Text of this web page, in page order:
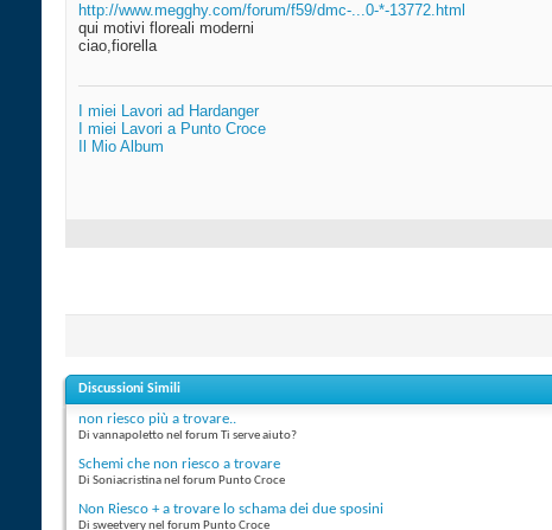
http://www.megghy.com/forum/f59/dmc-...0-*-13772.html
qui motivi floreali moderni
ciao,fiorella
I miei Lavori ad Hardanger
I miei Lavori a Punto Croce
Il Mio Album
Discussioni Simili
non riesco più a trovare..
Di vannapoletto nel forum Ti serve aiuto?
Schemi che non riesco a trovare
Di Soniacristina nel forum Punto Croce
Non Riesco + a trovare lo schama dei due sposini
Di sweetvery nel forum Punto Croce